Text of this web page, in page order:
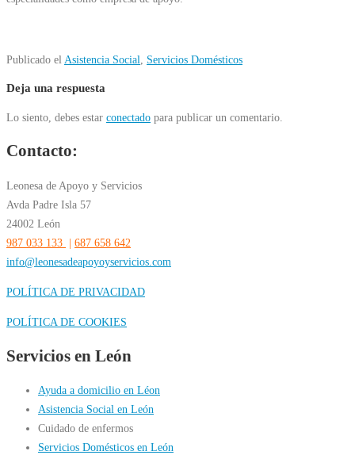
Publicado el Asistencia Social Servicios Domésticos
Deja una respuesta
Lo siento, debes estar conectado para publicar un comentario.
Contacto:
Leonesa de Apoyo y Servicios
Avda Padre Isla 57
24002 León
987 033 133 | 687 658 642
info@leonesadeapoyoyservicios.com
POLÍTICA DE PRIVACIDAD
POLÍTICA DE COOKIES
Servicios en León
Ayuda a domicilio en Léon
Asistencia Social en León
Cuidado de enfermos
Servicios Domésticos en León